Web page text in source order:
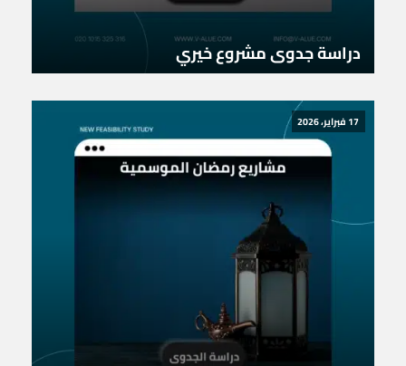
دراسة جدوى مشروع خيري
17 فبراير، 2026